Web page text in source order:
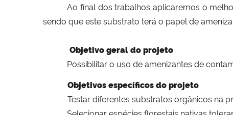
Ao final dos trabalhos aplicaremos o
sendo que este substrato terá o papel de
Objetivo geral do projeto
Possibilitar o uso de amenizantes de
Objetivos específicos do projeto
Testar diferentes substratos orgânicos na